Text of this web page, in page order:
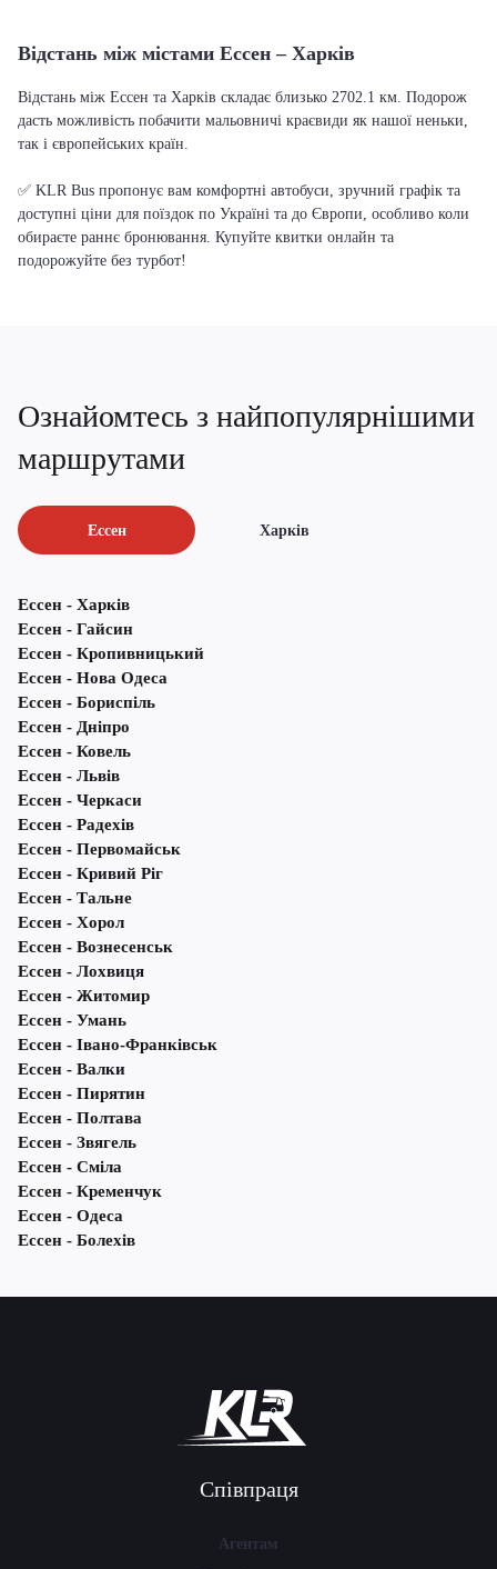
Відстань між містами Ессен – Харків
Відстань між Ессен та Харків складає близько 2702.1 км. Подорож
дасть можливість побачити мальовничі краєвиди як нашої неньки,
так і європейських країн.
✅ KLR Bus пропонує вам комфортні автобуси, зручний графік та
доступні ціни для поїздок по Україні та до Європи, особливо коли
обираєте раннє бронювання. Купуйте квитки онлайн та
подорожуйте без турбот!
Ознайомтесь з найпопулярнішими
маршрутами
Ессен Харків
Ессен - Харків
Ессен - Гайсин
Ессен - Кропивницький
Ессен - Нова Одеса
Ессен - Бориспіль
Ессен - Дніпро
Ессен - Ковель
Ессен - Львів
Ессен - Черкаси
Ессен - Радехів
Ессен - Первомайськ
Ессен - Кривий Ріг
Ессен - Тальне
Ессен - Хорол
Ессен - Вознесенськ
Ессен - Лохвиця
Ессен - Житомир
Ессен - Умань
Ессен - Івано-Франківськ
Ессен - Валки
Ессен - Пирятин
Ессен - Полтава
Ессен - Звягель
Ессен - Сміла
Ессен - Кременчук
Ессен - Одеса
Ессен - Болехів
Співпраця
Агентам